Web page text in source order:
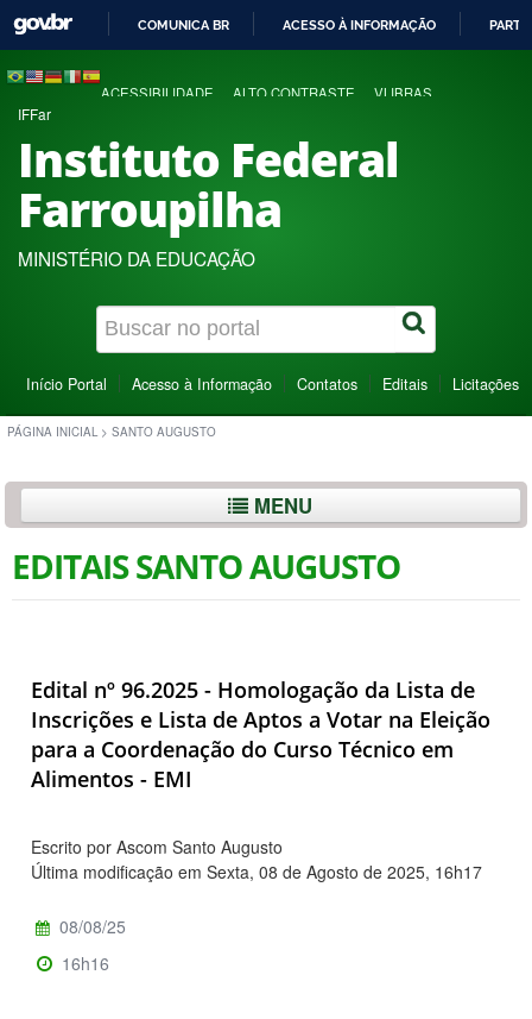
COMUNICA BR ACESSO À INFORMAÇÃO
ACESSIBILIDADE ALTO CONTRASTE VLIBRAS
IFFar
Instituto Federal
Farroupilha
MINISTÉRIO DA EDUCAÇÃO
Início Portal Acesso à Informação Contatos Editais Licitações
PÁGINA INICIAL > SANTO AUGUSTO
MENU
EDITAIS SANTO AUGUSTO
Edital nº 96.2025 - Homologação da Lista de
Inscrições e Lista de Aptos a Votar na Eleição
para a Coordenação do Curso Técnico em
Alimentos - EMI
Escrito por Ascom Santo Augusto
Última modificação em Sexta, 08 de Agosto de 2025, 16h17
08/08/25
16h16